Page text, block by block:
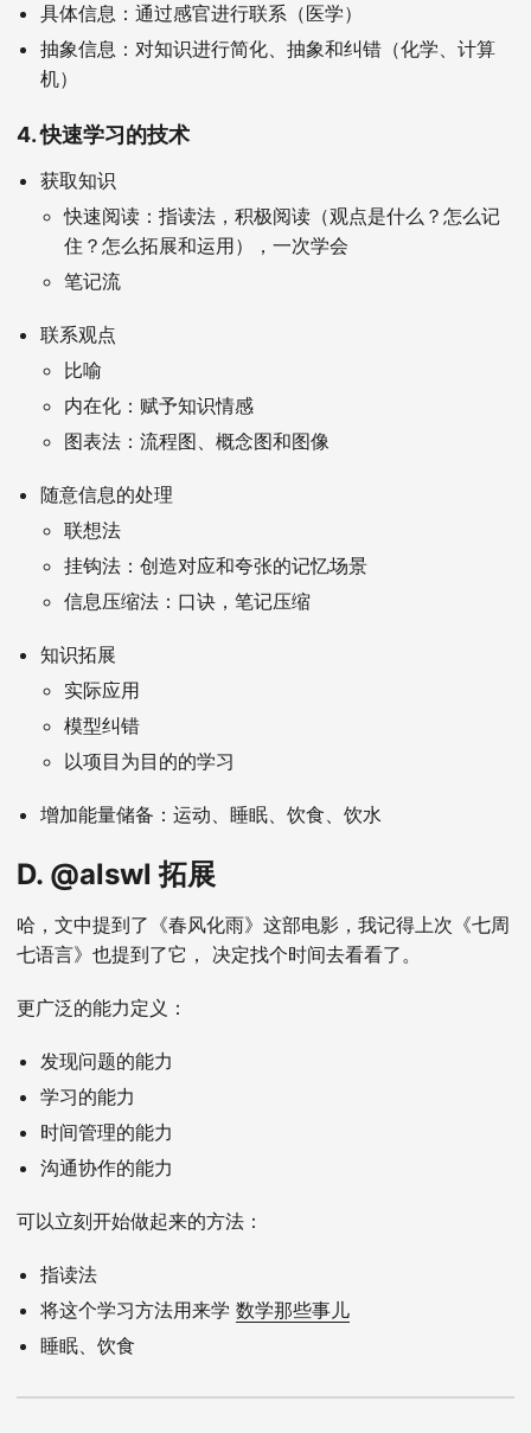
具体信息：通过感官进行联系（医学）
抽象信息：对知识进行简化、抽象和纠错（化学、计算
机）
4. 快速学习的技术
获取知识
快速阅读：指读法，积极阅读（观点是什么？怎么记
住？怎么拓展和运用），一次学会
笔记流
联系观点
比喻
内在化：赋予知识情感
图表法：流程图、概念图和图像
随意信息的处理
联想法
挂钩法：创造对应和夸张的记忆场景
信息压缩法：口诀，笔记压缩
知识拓展
实际应用
模型纠错
以项目为目的的学习
增加能量储备：运动、睡眠、饮食、饮水
D. @alswl 拓展
哈，文中提到了《春风化雨》这部电影，我记得上次《七周
七语言》也提到了它， 决定找个时间去看看了。
更广泛的能力定义：
发现问题的能力
学习的能力
时间管理的能力
沟通协作的能力
可以立刻开始做起来的方法：
指读法
将这个学习方法用来学 数学那些事儿
睡眠、饮食